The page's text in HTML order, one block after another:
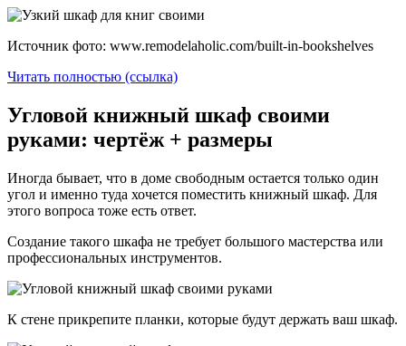
Источник фото: www.remodelaholic.com/built-in-bookshelves
Читать полностью (ссылка)
Угловой книжный шкаф своими
руками: чертёж + размеры
Иногда бывает, что в доме свободным остается только один
угол и именно туда хочется поместить книжный шкаф. Для
этого вопроса тоже есть ответ.
Создание такого шкафа не требует большого мастерства или
профессиональных инструментов.
К стене прикрепите планки, которые будут держать ваш шкаф.